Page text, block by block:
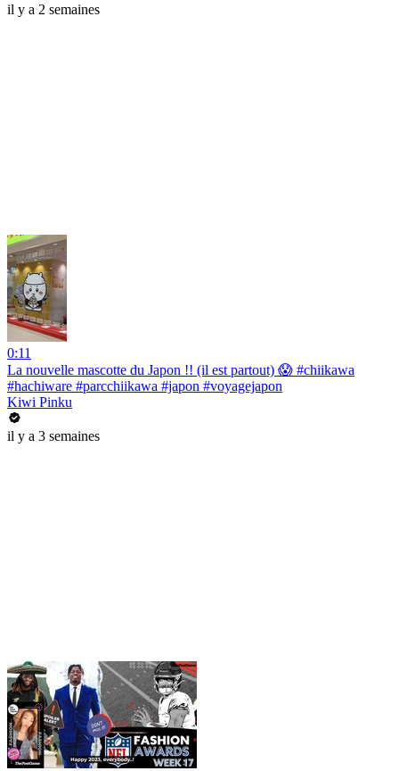
il y a 2 semaines
0:11
La nouvelle mascotte du Japon !! (il est partout) 😱 #chiikawa
#hachiware #parcchiikawa #japon #voyagejapon
Kiwi Pinku
il y a 3 semaines